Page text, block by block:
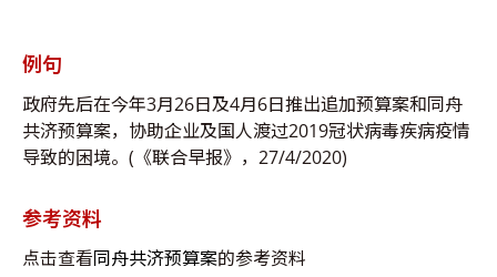
例句
政府先后在今年3月26日及4月6日推出追加预算案和同舟
共济预算案，协助企业及国人渡过2019冠状病毒疾病疫情
导致的困境。(《联合早报》，27/4/2020)
参考资料
点击查看同舟共济预算案的参考资料